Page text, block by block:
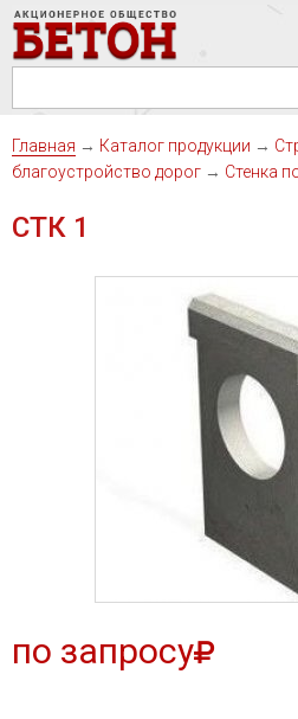
Главная → Каталог продукции →
благоустройство дорог → Cтенка
СТК 1
по запросу